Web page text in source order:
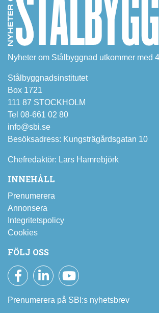
Nyheter om Stålbyggnad utkommer med
Stålbyggnadsinstitutet
Box 1721
111 87 STOCKHOLM
Tel 08-661 02 80
info@sbi.se
Besöksadress: Kungsträgårdsgatan 10
Chefredaktör: Lars Hamrebjörk
INNEHÅLL
Prenumerera
Annonsera
Integritetspolicy
Cookies
FÖLJ OSS
Facebook
LinkedInYouTube
Prenumerera på SBI:s nyhetsbrev